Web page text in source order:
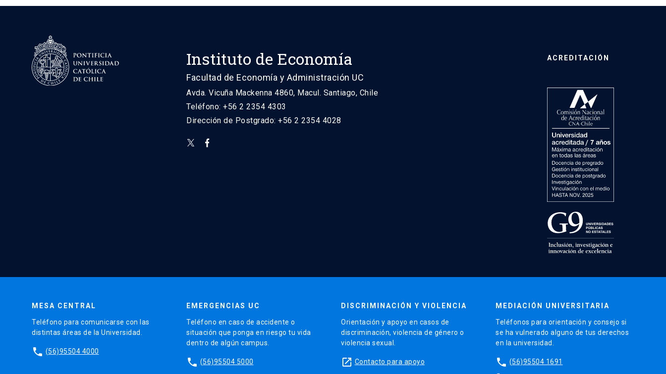
Instituto de Economía
Facultad de Economía y Administración UC
Avda. Vicuña Mackenna 4860, Macul. Santiago, Chile
Teléfono: +56 2 2354 4303
Dirección de Postgrado: +56 2 2354 4028
ACREDITACIÓN
MESA CENTRAL
Teléfono para comunicarse con las
distintas áreas de la Universidad.
phone (56)95504 4000
EMERGENCIAS UC
Teléfono en caso de accidente o
situación que ponga en riesgo tu vida
dentro de algún campus.
phone (56)95504 5000
DISCRIMINACIÓN Y VIOLENCIA
Orientación y apoyo en casos de
discriminación, violencia de género o
violencia sexual.
launch Contacto para apoyo
MEDIACIÓN UNIVERSITARIA
Teléfonos para orientación y consejo si
se ha vulnerado alguno de tus derechos
en la universidad.
phone (56)95504 1691